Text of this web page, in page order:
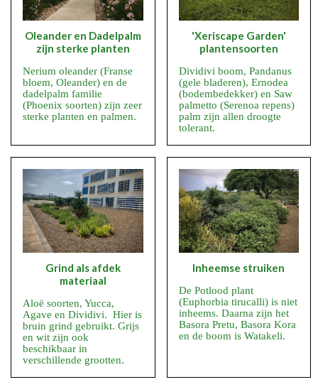
Oleander en Dadelpalm
zijn sterke planten
Nerium oleander (Franse
bloem, Oleander) en de
dadelpalm familie
(Phoenix soorten) zijn zeer
sterke planten en palmen.
'Xeriscape Garden'
plantensoorten
Dividivi boom, Pandanus
(gele bladeren), Ernodea
(bodembedekker) en Saw
palmetto (Serenoa repens)
palm zijn allen droogte
tolerant.
Grind als afdek
materiaal
Aloë soorten, Yucca,
Agave en Dividivi. Hier is
bruin grind gebruikt. Grijs
en wit zijn ook
beschikbaar in
verschillende grootten.
Inheemse struiken
De Potlood plant
(Euphorbia tirucalli) is niet
inheems. Daarna zijn het
Basora Pretu, Basora Kora
en de boom is Watakeli.